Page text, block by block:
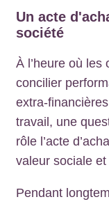
Un acte
société
À l’heure où les
concilier
extra-
travail, une
rôle l’acte
valeur sociale
Pendant